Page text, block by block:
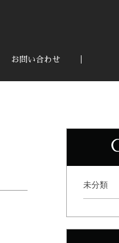
お問い合わせ
未分類